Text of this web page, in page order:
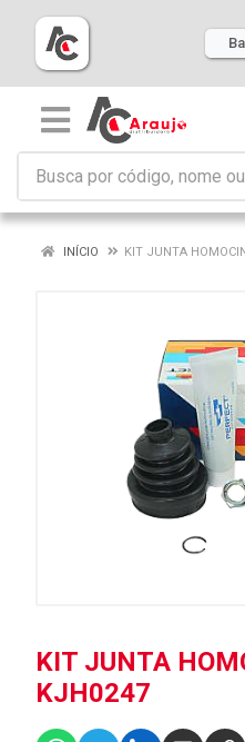
INÍCIO KIT JUNTA
KIT JUNTA
KJH0247